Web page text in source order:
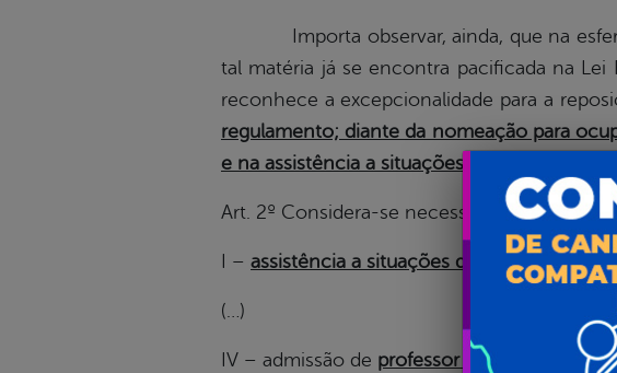
Importa observar, ainda, que na esfera
tal matéria já se encontra pacificada na Lei
reconhece a excepcionalidade para a
regulamento; diante da nomeação para
e na assistência a situações de calamidade
Art. 2º Considera-se necessidade
I – assistência a situações de calamidade
(…)
IV – admissão de professor substituto e